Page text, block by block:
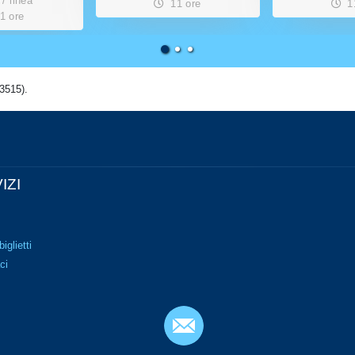
ore
11 ore